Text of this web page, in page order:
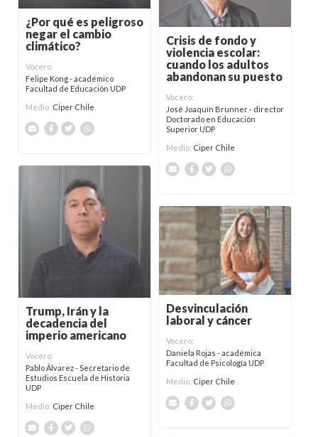
¿Por qué es peligroso
negar el cambio
climático?
Vocero:
Felipe Kong - académico
Facultad de Educación UDP
Medio: Ciper Chile
Crisis de fondo y
violencia escolar:
cuando los adultos
abandonan su puesto
Vocero:
José Joaquín Brunner - director
Doctorado en Educación
Superior UDP
Medio: Ciper Chile
Trump, Irán y la
decadencia del
imperio americano
Vocero:
Pablo Álvarez - Secretario de
Estudios Escuela de Historia
UDP
Medio: Ciper Chile
Desvinculación
laboral y cáncer
Vocero:
Daniela Rojas - académica
Facultad de Psicología UDP
Medio: Ciper Chile